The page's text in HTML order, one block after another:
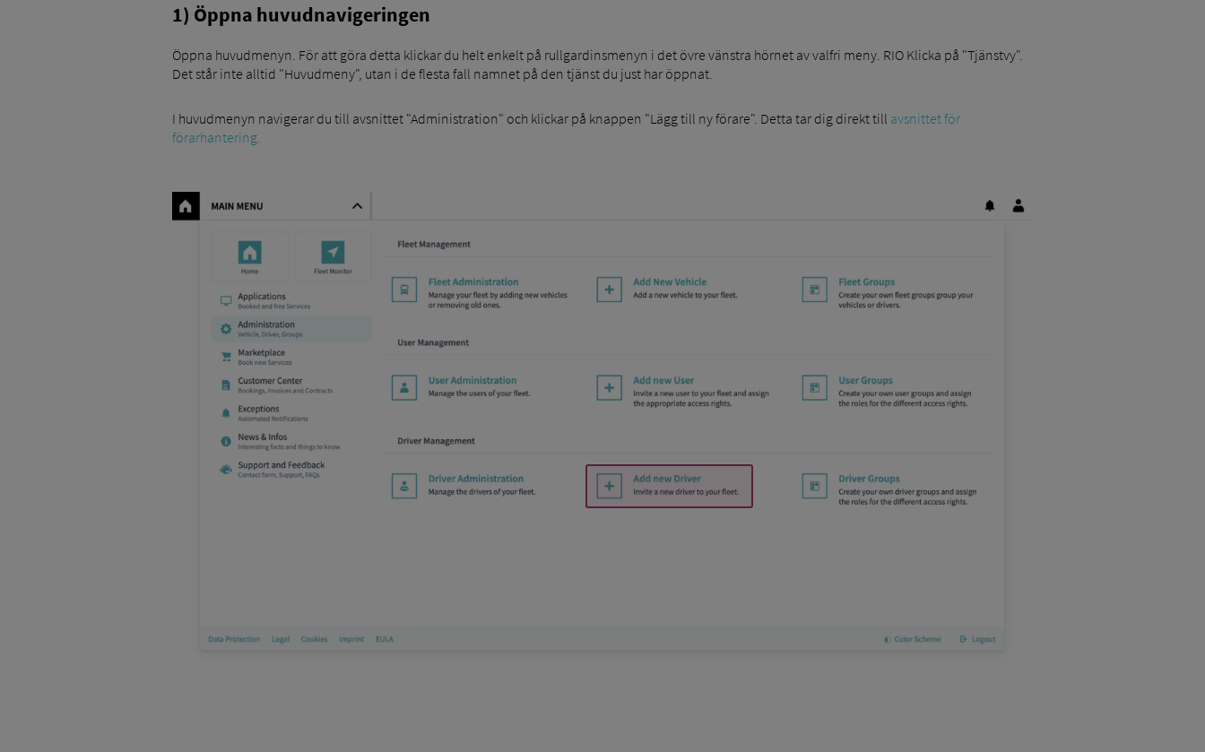
1) Öppna huvudnavigeringen
Öppna huvudmenyn. För att göra detta klickar du helt enkelt på rullgardinsmenyn i det övre vänstra hörnet av valfri meny. RIO Klicka på "Tjänstvy".
Det står inte alltid "Huvudmeny", utan i de flesta fall namnet på den tjänst du just har öppnat.
I huvudmenyn navigerar du till avsnittet "Administration" och klickar på knappen "Lägg till ny förare". Detta tar dig direkt till avsnittet för
förarhantering.